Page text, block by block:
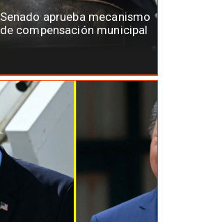
Senado aprueba mecanismo
de compensación municipal